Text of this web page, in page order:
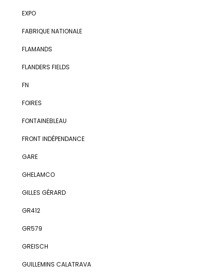
EXPO
FABRIQUE NATIONALE
FLAMANDS
FLANDERS FIELDS
FN
FOIRES
FONTAINEBLEAU
FRONT INDÉPENDANCE
GARE
GHELAMCO
GILLES GÉRARD
GR412
GR579
GREISCH
GUILLEMINS CALATRAVA